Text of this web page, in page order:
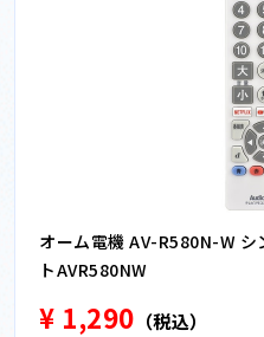
オーム電機 AV-R580N-W
トAVR580NW
¥ 1,290 （税込）